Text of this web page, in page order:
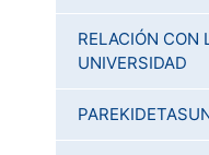
RELACIÓN CON
UNIVERSIDAD